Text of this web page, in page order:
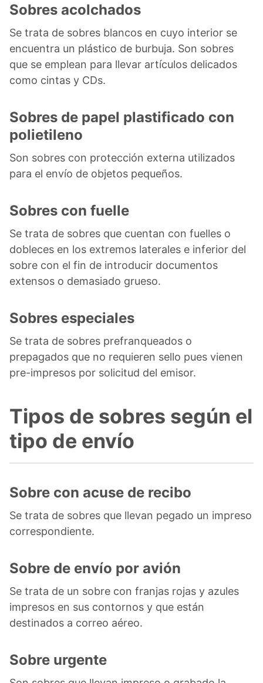
Sobres acolchados
Se trata de sobres blancos en cuyo interior se
encuentra un plástico de burbuja. Son sobres
que se emplean para llevar artículos delicados
como cintas y CDs.
Sobres de papel plastificado con
polietileno
Son sobres con protección externa utilizados
para el envío de objetos pequeños.
Sobres con fuelle
Se trata de sobres que cuentan con fuelles o
dobleces en los extremos laterales e inferior del
sobre con el fin de introducir documentos
extensos o demasiado grueso.
Sobres especiales
Se trata de sobres prefranqueados o
prepagados que no requieren sello pues vienen
pre-impresos por solicitud del emisor.
Tipos de sobres según el
tipo de envío
Sobre con acuse de recibo
Se trata de sobres que llevan pegado un impreso
correspondiente.
Sobre de envío por avión
Se trata de un sobre con franjas rojas y azules
impresos en sus contornos y que están
destinados a correo aéreo.
Sobre urgente